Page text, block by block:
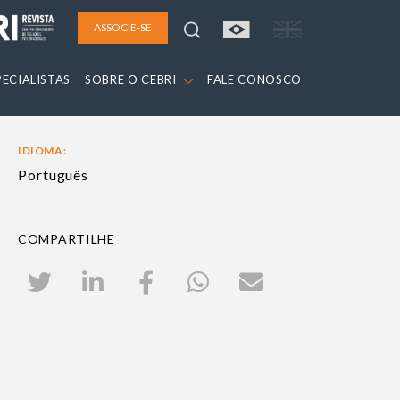
ASSOCIE-SE
SOBRE O CEBRI FALE CONOSCO
IDIOMA:
Português
COMPARTILHE